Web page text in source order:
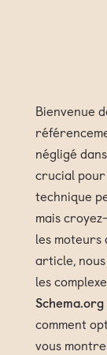
Bienvenue
négligé
crucial pour
technique
mais
les moteurs
article,
les
Schema.org
comment
vous